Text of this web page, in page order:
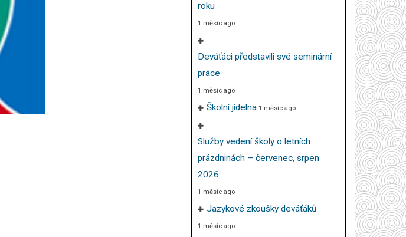
roku
1 měsíc ago
Deváťáci představili své seminární
práce
1 měsíc ago
Školní jídelna 1 měsíc ago
Služby vedení školy o letních
prázdninách – červenec, srpen
2026
1 měsíc ago
Jazykové zkoušky deváťáků
1 měsíc ago